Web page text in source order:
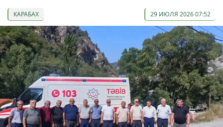
КАРАБАХ 29 ИЮЛЯ 2026 07:52